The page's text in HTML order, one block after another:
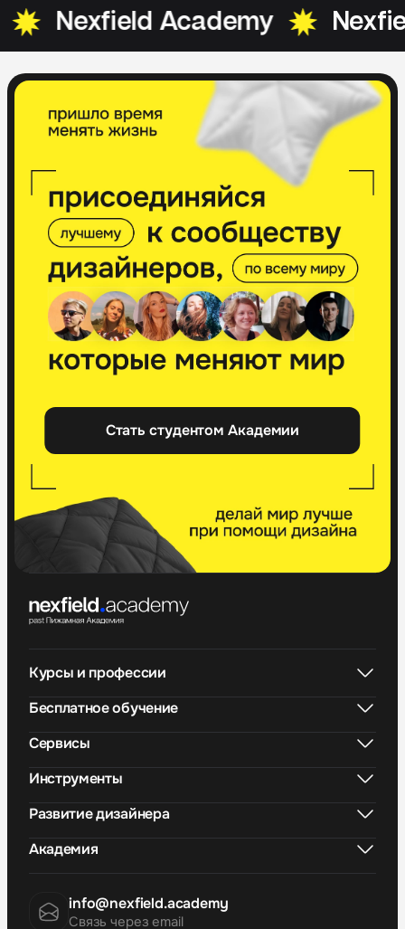
Academy Nexfield
Стать студентом Академии
info@nexfield.academy
Связь через email
Курсы и профессии
Бесплатное обучение
Сервисы
Инструменты
Развитие дизайнера
Академия